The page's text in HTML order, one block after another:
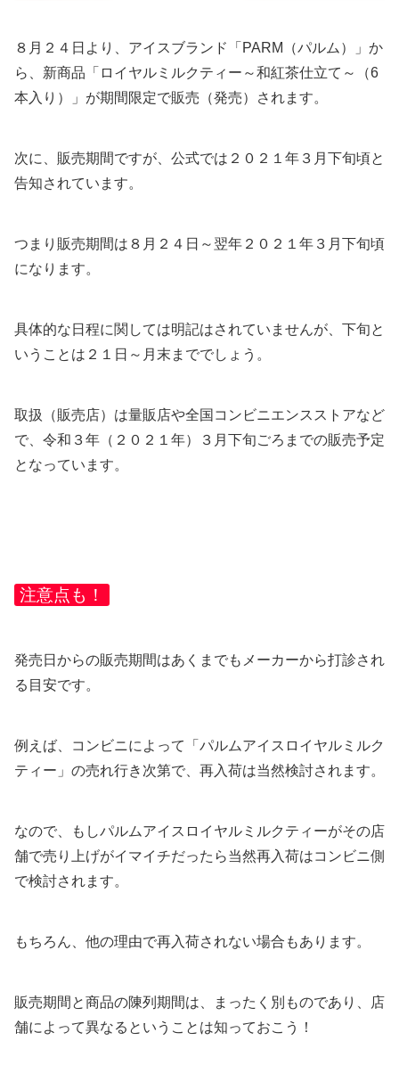
８月２４日より、アイスブランド「PARM（パルム）」か
ら、新商品「ロイヤルミルクティー～和紅茶仕立て～（6
本入り）」が期間限定で販売（発売）されます。
次に、販売期間ですが、公式では２０２１年３月下旬頃と
告知されています。
つまり販売期間は８月２４日～翌年２０２１年３月下旬頃
になります。
具体的な日程に関しては明記はされていませんが、下旬と
いうことは２１日～月末まででしょう。
取扱（販売店）は量販店や全国コンビニエンスストアなど
で、令和３年（２０２１年）３月下旬ごろまでの販売予定
となっています。
注意点も！
発売日からの販売期間はあくまでもメーカーから打診され
る目安です。
例えば、コンビニによって「パルムアイスロイヤルミルク
ティー」の売れ行き次第で、再入荷は当然検討されます。
なので、もしパルムアイスロイヤルミルクティーがその店
舗で売り上げがイマイチだったら当然再入荷はコンビニ側
で検討されます。
もちろん、他の理由で再入荷されない場合もあります。
販売期間と商品の陳列期間は、まったく別ものであり、店
舗によって異なるということは知っておこう！